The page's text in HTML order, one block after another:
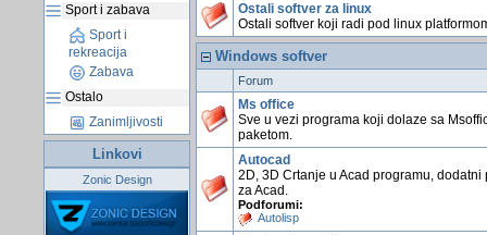
Sport i zabava
Sport i
rekreacija
Zabava
Ostalo
Zanimljivosti
Linkovi
Zonic Design
Ostali softver za linux
Ostali softver koji radi pod linux
Windows softver
Forum
Ms office
Sve u vezi programa koji dolaze sa
paketom.
Autocad
2D, 3D Crtanje u Acad programu, dodatni
za Acad.
Podforumi:
Autolisp